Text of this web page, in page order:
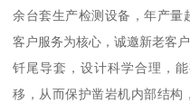
余台套生产检测设备，年产量
客户服务为核心，诚邀新老客户
钎尾导套，设计科学合理，
移，从而保护凿岩机内部结构